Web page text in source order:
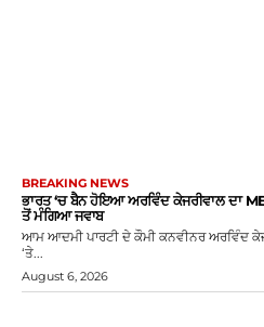
BREAKING NEWS
ਭਾਰਤ ‘ਚ ਬੈਨ ਹੋਇਆ ਅਰਵਿੰਦ ਕੇਜਰੀਵਾਲ ਦਾ
ਤੋਂ ਮੰਗਿਆ ਜਵਾਬ
ਆਮ ਆਦਮੀ ਪਾਰਟੀ ਦੇ ਕੌਮੀ ਕਨਵੀਨਰ ਅਰਵਿੰਦ
‘ਤੇ...
August 6, 2026